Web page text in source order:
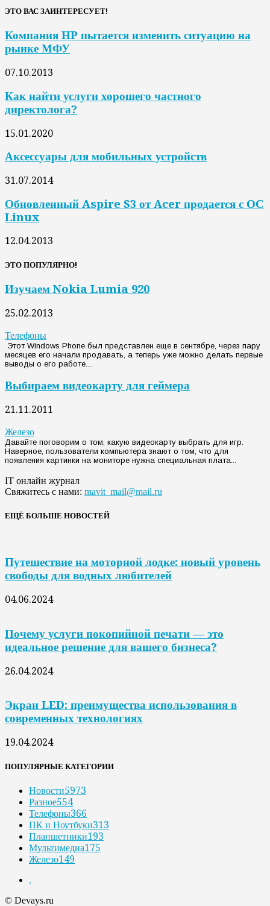
ЭТО ВАС ЗАИНТЕРЕСУЕТ!
Компания HP пытается изменить ситуацию на
рынке МФУ
07.10.2013
Как найти услуги хорошего частного
директолога?
15.01.2020
Аксессуары для мобильных устройств
31.07.2014
Обновленный Aspire S3 от Acer продается с ОС
Linux
12.04.2013
ЭТО ПОПУЛЯРНО!
Изучаем Nokia Lumia 920
25.02.2013
Телефоны
Этот Windows Phone был представлен еще в сентябре, через пару
месяцев его начали продавать, а теперь уже можно делать первые
выводы о его работе....
Выбираем видеокарту для геймера
21.11.2011
Железо
Давайте поговорим о том, какую видеокарту выбрать для игр.
Наверное, пользователи компьютера знают о том, что для
появления картинки на мониторе нужна специальная плата...
IT онлайн журнал
Свяжитесь с нами: mavit_mail@mail.ru
ЕЩЁ БОЛЬШЕ НОВОСТЕЙ
Путешествие на моторной лодке: новый уровень
свободы для водных любителей
04.06.2024
Почему услуги покопийной печати — это
идеальное решение для вашего бизнеса?
26.04.2024
Экран LED: преимущества использования в
современных технологиях
19.04.2024
ПОПУЛЯРНЫЕ КАТЕГОРИИ
Новости5973
Разное554
Телефоны366
ПК и Ноутбуки313
Планшетники193
Мультимедиа175
Железо149
.
© Devays.ru